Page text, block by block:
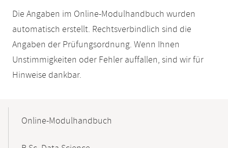
Die Angaben im Online-Modulhandbuch wurden
automatisch erstellt. Rechtsverbindlich sind die
Angaben der Prüfungsordnung. Wenn Ihnen
Unstimmigkeiten oder Fehler auffallen, sind wir für
Hinweise dankbar.
NavigationOnline-Modulhandbuch